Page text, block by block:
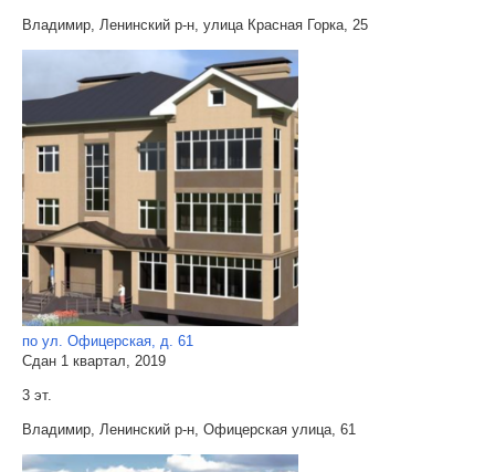
Владимир, Ленинский р-н, улица Красная Горка, 25
по ул. Офицерская, д. 61
Сдан 1 квартал, 2019
3 эт.
Владимир, Ленинский р-н, Офицерская улица, 61